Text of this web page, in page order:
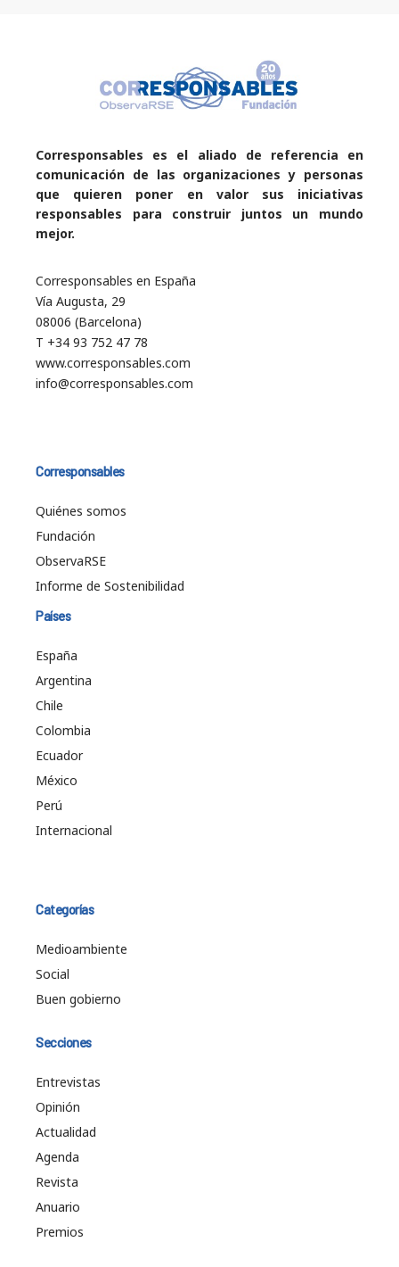
Corresponsables es el aliado de referencia en
comunicación de las organizaciones y personas
que quieren poner en valor sus iniciativas
responsables para construir juntos un mundo
mejor.
Corresponsables en España
Vía Augusta, 29
08006 (Barcelona)
T +34 93 752 47 78
www.corresponsables.com
info@corresponsables.com
Corresponsables
Quiénes somos
Fundación
ObservaRSE
Informe de Sostenibilidad
Países
España
Argentina
Chile
Colombia
Ecuador
México
Perú
Internacional
Categorías
Medioambiente
Social
Buen gobierno
Secciones
Entrevistas
Opinión
Actualidad
Agenda
Revista
Anuario
Premios